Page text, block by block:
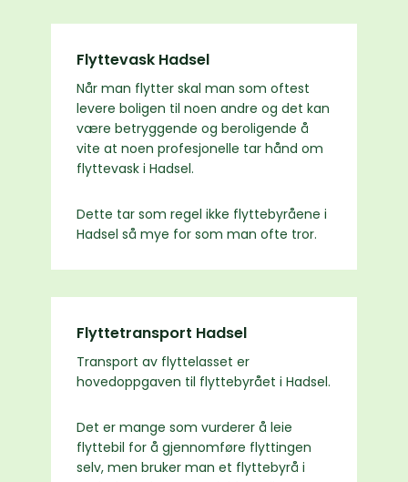
Flyttevask Hadsel
Når man flytter skal man som oftest
levere boligen til noen andre og det kan
være betryggende og beroligende å
vite at noen profesjonelle tar hånd om
flyttevask i Hadsel.
Dette tar som regel ikke flyttebyråene i
Hadsel så mye for som man ofte tror.
Flyttetransport Hadsel
Transport av flyttelasset er
hovedoppgaven til flyttebyrået i Hadsel.
Det er mange som vurderer å leie
flyttebil for å gjennomføre flyttingen
selv, men bruker man et flyttebyrå i